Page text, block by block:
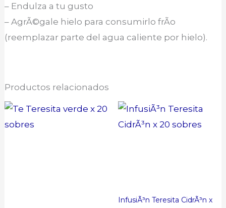
– Endulza a tu gusto
– AgrÃ©gale hielo para consumirlo frÃ­o
(reemplazar parte del agua caliente por hielo).
Productos relacionados
InfusiÃ³n Teresita CidrÃ³n x